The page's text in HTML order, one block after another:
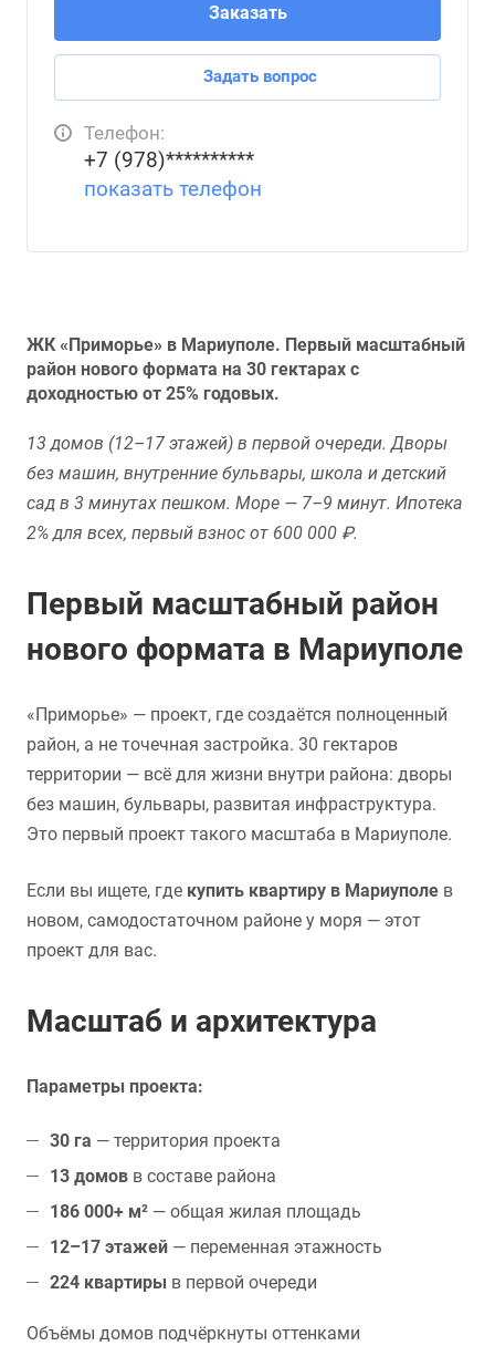
Заказать
Задать вопрос
Телефон:
+7 (978)**********
показать телефон
ЖК «Приморье» в Мариуполе. Первый масштабный
район нового формата на 30 гектарах с
доходностью от 25% годовых.
13 домов (12–17 этажей) в первой очереди. Дворы
без машин, внутренние бульвары, школа и детский
сад в 3 минутах пешком. Море — 7–9 минут. Ипотека
2% для всех, первый взнос от 600 000 ₽.
Первый масштабный район
нового формата в Мариуполе
«Приморье» — проект, где создаётся полноценный
район, а не точечная застройка. 30 гектаров
территории — всё для жизни внутри района: дворы
без машин, бульвары, развитая инфраструктура.
Это первый проект такого масштаба в Мариуполе.
Если вы ищете, где купить квартиру в Мариуполе в
новом, самодостаточном районе у моря — этот
проект для вас.
Масштаб и архитектура
Параметры проекта:
30 га — территория проекта
13 домов в составе района
186 000+ м² — общая жилая площадь
12–17 этажей — переменная этажность
224 квартиры в первой очереди
Объёмы домов подчёркнуты оттенками